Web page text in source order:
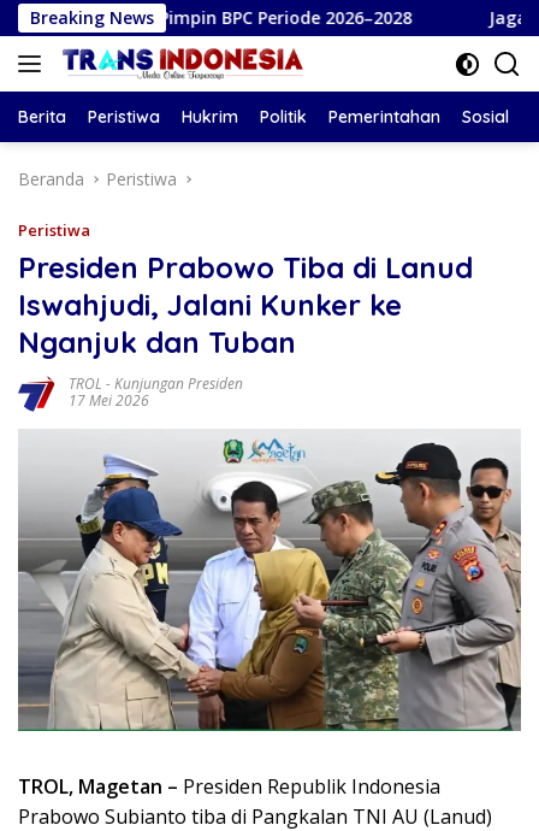
Langsung
ke
konten
Breaking News
Pimpin BPC Periode 2026–2028 Jaga Stabilitas
Berita Peristiwa Hukrim Politik Pemerintahan Sosial
Beranda Peristiwa
Peristiwa
Presiden Prabowo Tiba di Lanud
Iswahjudi, Jalani Kunker ke
Nganjuk dan Tuban
TROL -Kunjungan Presiden
17 Mei 2026
TROL, Magetan – Presiden Republik Indonesia
Prabowo Subianto tiba di Pangkalan TNI AU (Lanud)